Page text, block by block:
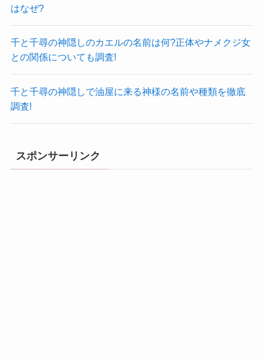
はなぜ?
千と千尋の神隠しのカエルの名前は何?正体やナメクジ女
との関係についても調査!
千と千尋の神隠しで油屋に来る神様の名前や種類を徹底
調査!
スポンサーリンク